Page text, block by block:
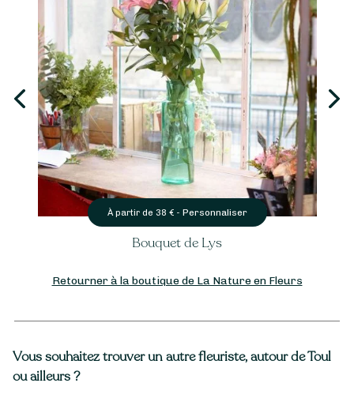
À partir de 38 € - Personnaliser
Bouquet de Lys
Retourner à la boutique de La Nature en Fleurs
Vous souhaitez trouver un autre fleuriste, autour de Toul
ou ailleurs ?